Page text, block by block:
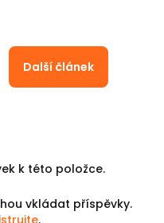
Další článek
k této položce.
vkládat příspěvky.
.